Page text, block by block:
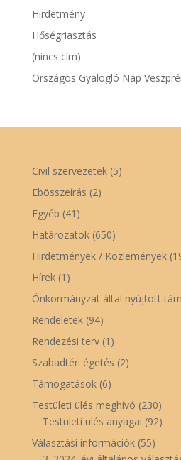
Hirdetmény
Hőségriasztás
(nincs cím)
Országos Gyalogló Nap
Civil szervezetek(5)
Ebösszeírás (2)
Egyéb (41)
Határozatok(650)
Hirdetmények / Közlemények
Hírek(1)
Önkormányzat által nyújtott
Rendeletek(94)
Rendezési terv(1)
Szabadtéri égetés (2)
Támogatások(6)
Testületi ülés meghívó (230)
Testületi ülés anyagai (92)
Választási információk(55)